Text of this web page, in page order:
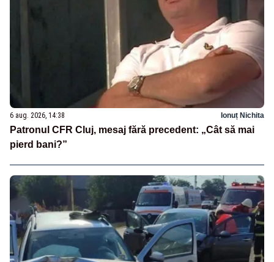
6 aug. 2026, 14:38 Ionuț Nichita
Patronul CFR Cluj, mesaj fără precedent: „Cât să mai
pierd bani?”